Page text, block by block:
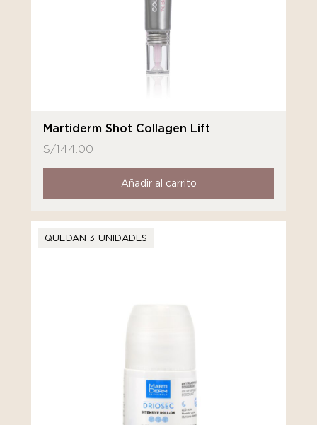
Martiderm Shot Collagen Lift
S/144.00
Añadir al carrito
QUEDAN 3 UNIDADES